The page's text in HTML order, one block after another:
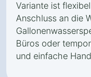
Variante ist
Anschluss an die
Büros oder
und einfache